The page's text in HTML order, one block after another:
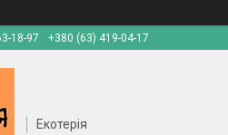
18-97 +380 (63) 419-04-17
Екотерія